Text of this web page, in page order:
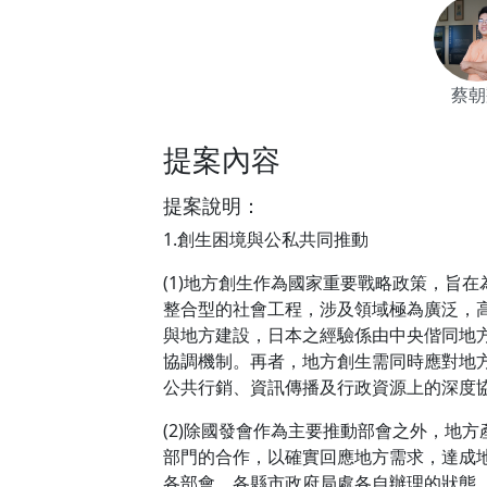
蔡
提案內容
提案說明：
1.創生困境與公私共同推動
(1)地方創生作為國家重要戰略政策，旨
整合型的社會工程，涉及領域極為廣泛
與地方建設，日本之經驗係由中央偕同
協調機制。再者，地方創生需同時應對
公共行銷、資訊傳播及行政資源上的深
(2)除國發會作為主要推動部會之外，地
部門的合作，以確實回應地方需求，達